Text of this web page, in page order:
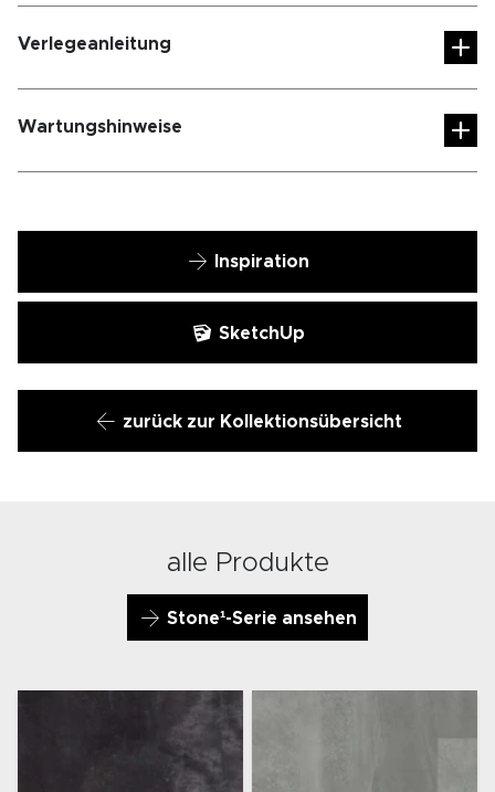
Verlegeanleitung
Wartungshinweise
zurück zur Kollektionsübersicht
Inspiration
SketchUp
alle Produkte
Stone¹-Serie ansehen